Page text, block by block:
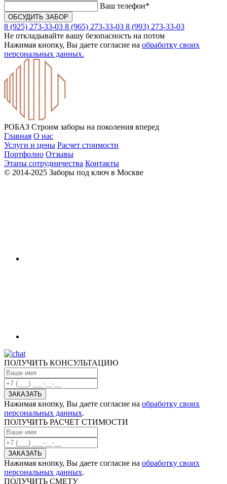
Ваш телефон*
8 (925) 273-33-03 8 (965) 273-33-03 8 (993) 273-33-03
Не откладывайте вашу безопасность на потом
Нажимая кнопку, Вы даете согласие на обработку своих
персональных данных.
РОБАЗ Строим заборы на поколения вперед
Главная О нас
Услуги и цены Расчет стоимости
Портфолио Отзывы
Этапы сотрудничества Контакты
© 2014-2025 Заборы под ключ в Москве
ПОЛУЧИТЬ КОНСУЛЬТАЦИЮ
Нажимая кнопку, Вы даете согласие на обработку своих
персональных данных.
ПОЛУЧИТЬ РАСЧЕТ СТИМОСТИ
Нажимая кнопку, Вы даете согласие на обработку своих
персональных данных.
ПОЛУЧИТЬ СМЕТУ